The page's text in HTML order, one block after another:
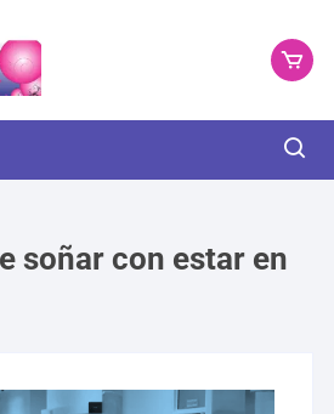
soñar con estar en